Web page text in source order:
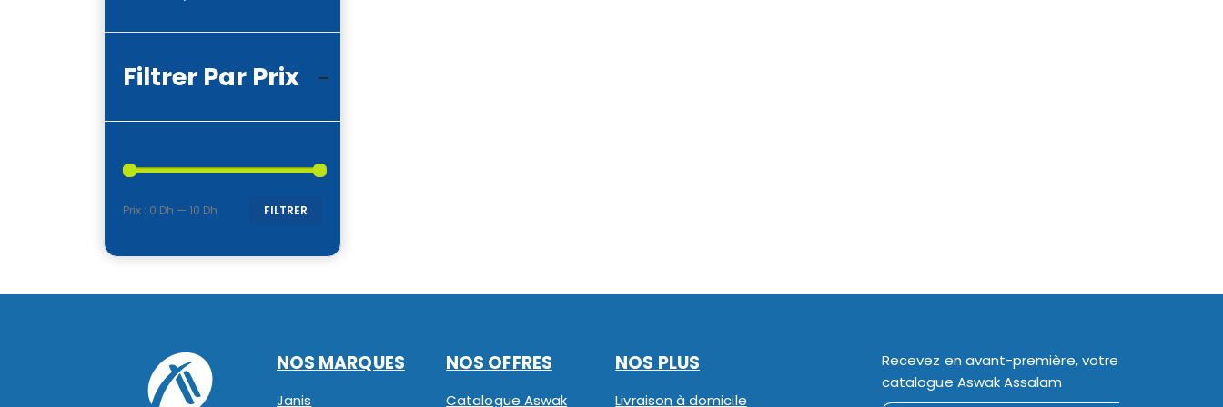
Filtrer Par Prix
FILTRER
Prix : 0 Dh — 10 Dh
NOS MARQUES
Janis
NOS OFFRES
Catalogue Aswak
NOS PLUS
Livraison à domicile
Recevez en avant-première, votre
catalogue Aswak Assalam